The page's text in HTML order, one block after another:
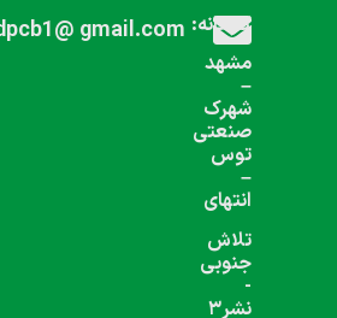
های اجتماعی دنبال کنید